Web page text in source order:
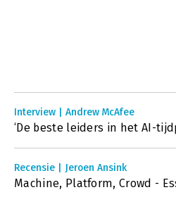
Interview | Andrew McAfee
‘De beste leiders in het AI-
Recensie | Jeroen Ansink
Machine, Platform, Crowd -